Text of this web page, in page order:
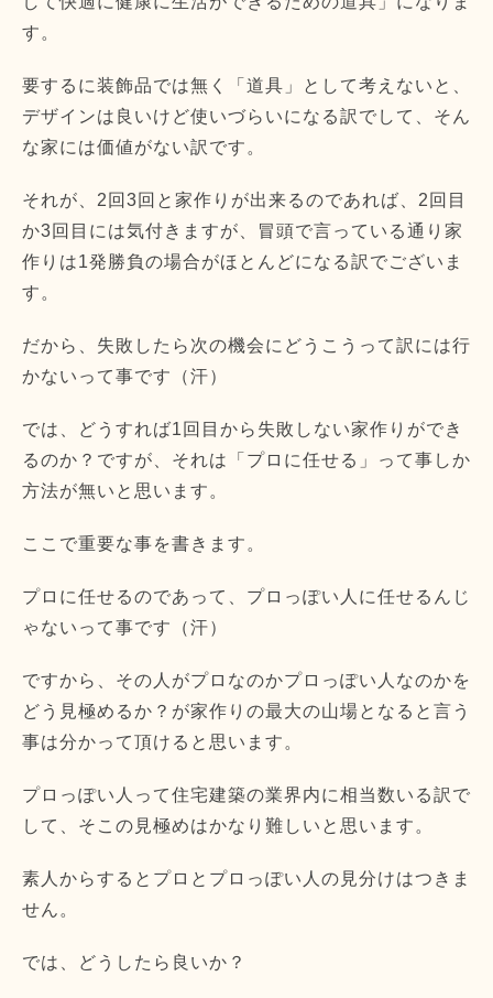
す。
要するに装飾品では無く「道具」として考えないと、
デザインは良いけど使いづらいになる訳でして、 そん
な家には価値がない訳です。
それが、2回3回と家作りが出来るのであれば、 2回目
か3回目には気付きますが、
冒頭で言っている通り家
作りは1発勝負の場合がほとんどになる訳 でございま
す。
だから、失敗したら次の機会にどうこうって訳には行
かないって事です（汗）
では、どうすれば1回目から失敗しない家作りができ
るのか？ ですが、それは「プロに任せる」
って事しか
方法が無いと思います。
ここで重要な事を書きます。
プロに任せるのであって、 プロっぽい人に任せるんじ
ゃないって事です（汗）
ですから、 その人がプロなのかプロっぽい人なのかを
どう見極めるか？ が家作りの最大の山場となると言う
事は分かって頂けると思います 。
プロっぽい人って住宅建築の業界内に相当数いる訳で
して、 そこの見極めはかなり難しいと思います。
素人からするとプロとプロっぽい人の見分けはつきま
せん。
では、どうしたら良いか？